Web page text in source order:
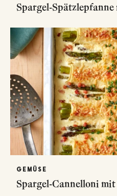
Spargel-
GEMÜSE
Spargel-Cannelloni mit